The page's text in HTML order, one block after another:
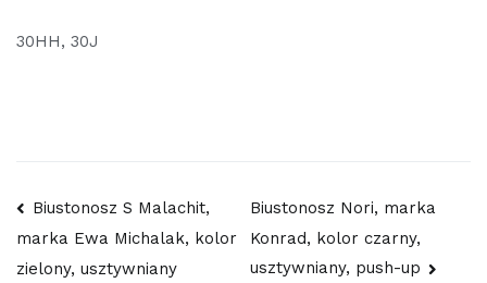
30HH, 30J
Nawigacja
wpisu
Biustonosz S Malachit,
marka Ewa Michalak, kolor
zielony, usztywniany
Biustonosz Nori, marka
Konrad, kolor czarny,
usztywniany, push-up